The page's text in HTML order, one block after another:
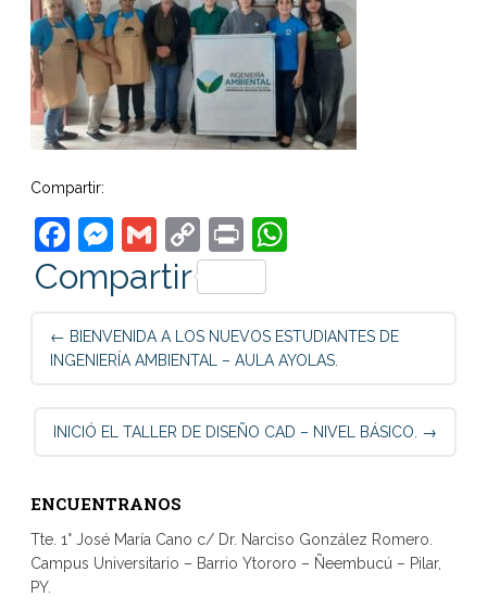
Compartir:
Facebook
Messenger
Gmail
Copy
Link
PrintWhatsApp
Compartir
Post
navigation
← BIENVENIDA A LOS NUEVOS ESTUDIANTES DE
INGENIERÍA AMBIENTAL – AULA AYOLAS.
INICIÓ EL TALLER DE DISEÑO CAD – NIVEL BÁSICO. →
ENCUENTRANOS
Tte. 1° José María Cano c/ Dr. Narciso González Romero.
Campus Universitario – Barrio Ytororo – Ñeembucú – Pilar,
PY.